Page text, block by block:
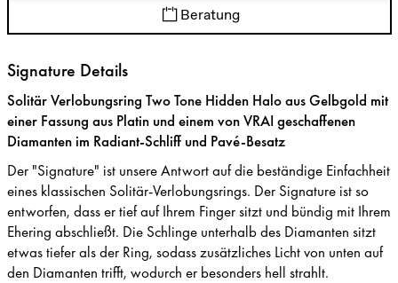
Beratung
Signature Details
Solitär Verlobungsring Two Tone Hidden Halo aus Gelbgold mit
einer Fassung aus Platin und einem von VRAI geschaffenen
Diamanten im Radiant-Schliff und Pavé-Besatz
Der "Signature" ist unsere Antwort auf die beständige Einfachheit
eines klassischen Solitär-Verlobungsrings. Der Signature ist so
entworfen, dass er tief auf Ihrem Finger sitzt und bündig mit Ihrem
Ehering abschließt. Die Schlinge unterhalb des Diamanten sitzt
etwas tiefer als der Ring, sodass zusätzliches Licht von unten auf
den Diamanten trifft, wodurch er besonders hell strahlt.